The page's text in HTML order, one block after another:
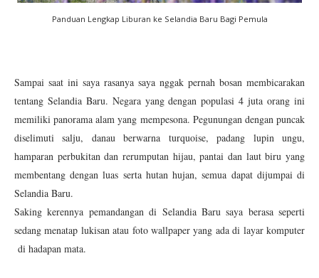
Panduan Lengkap Liburan ke Selandia Baru Bagi Pemula
Sampai saat ini saya rasanya saya nggak pernah bosan membicarakan
tentang Selandia Baru. Negara yang dengan populasi 4 juta orang ini
memiliki panorama alam yang mempesona. Pegunungan dengan puncak
diselimuti salju, danau berwarna turquoise, padang lupin ungu,
hamparan perbukitan dan rerumputan hijau, pantai dan laut biru yang
membentang dengan luas serta hutan hujan, semua dapat dijumpai di
Selandia Baru.
Saking kerennya pemandangan di Selandia Baru saya berasa seperti
sedang menatap lukisan atau foto wallpaper yang ada di layar komputer
di hadapan mata.